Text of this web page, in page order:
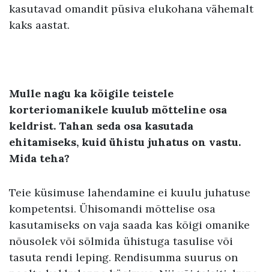
kasutavad omandit püsiva elukohana vähemalt
kaks aastat.
Mulle nagu ka kõigile teistele
korteriomanikele kuulub mõtteline osa
keldrist. Tahan seda osa kasutada
ehitamiseks, kuid ühistu juhatus on vastu.
Mida teha?
Teie küsimuse lahendamine ei kuulu juhatuse
kompetentsi. Ühisomandi mõttelise osa
kasutamiseks on vaja saada kas kõigi omanike
nõusolek või sõlmida ühistuga tasulise või
tasuta rendi leping. Rendisumma suurus on